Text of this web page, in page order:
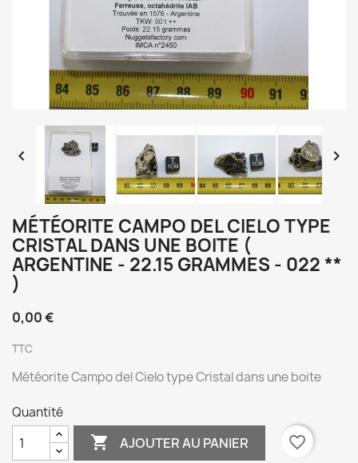
 
MÉTÉORITE CAMPO DEL CIELO TYPE
CRISTAL DANS UNE BOITE (
ARGENTINE - 22.15 GRAMMES - 022 **
)
0,00 €
TTC
Météorite Campo del Cielo type Cristal dans une boite
Quantité
 AJOUTER AU PANIER
favorite_border